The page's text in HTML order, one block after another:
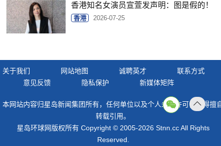
香港知名女演员宣萱发声明：图是假的！
香港 2026-07-25
关于我们 网站地图 诚聘英才
联系方式
意见反馈
隐私保护 新媒体矩阵
本网站内容归星岛新闻集团所有，任何单位以及个人未经许可，不得擅
转载引用。
星岛环球网版权所有 Copyright © 2005-2026 Stnn.cc All Rights
Reserved.
顶部